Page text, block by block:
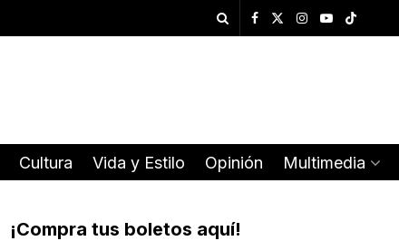
Cultura Vida y Estilo Opinión Multimedia
¡Compra tus boletos aquí!